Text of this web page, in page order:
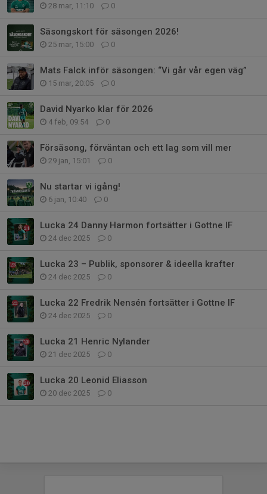
28 mar, 11:10 0
Säsongskort för säsongen 2026!
25 mar, 15:00 0
Mats Falck inför säsongen: “Vi går vår egen väg”
15 mar, 20:05 0
David Nyarko klar för 2026
4 feb, 09:54 0
Försäsong, förväntan och ett lag som vill mer
29 jan, 15:01 0
Nu startar vi igång!
6 jan, 10:40 0
Lucka 24 Danny Harmon fortsätter i Gottne IF
24 dec 2025 0
Lucka 23 – Publik, sponsorer & ideella krafter
24 dec 2025 0
Lucka 22 Fredrik Nensén fortsätter i Gottne IF
24 dec 2025 0
Lucka 21 Henric Nylander
21 dec 2025 0
Lucka 20 Leonid Eliasson
20 dec 2025 0